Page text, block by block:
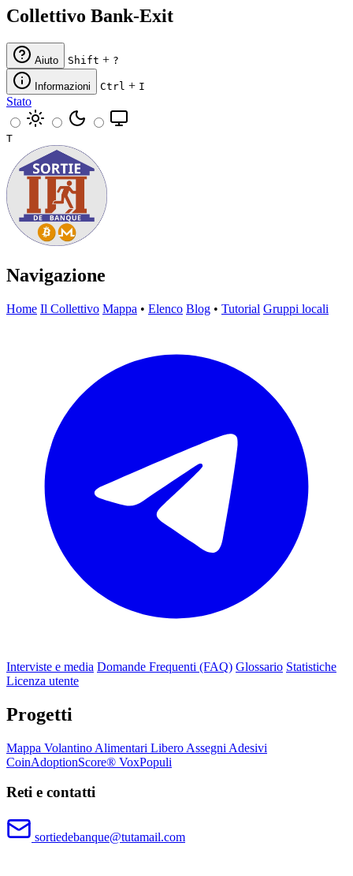
Collettivo Bank-Exit
Aiuto Shift + ?
Informazioni Ctrl + I
Stato
T
Navigazione
Home Il Collettivo Mappa • Elenco Blog • Tutorial Gruppi locali
Interviste e media Domande Frequenti (FAQ) Glossario Statistiche
Licenza utente
Progetti
Mappa Volantino Alimentari Libero Assegni Adesivi
CoinAdoptionScore® VoxPopuli
Reti e contatti
sortiedebanque@tutamail.com